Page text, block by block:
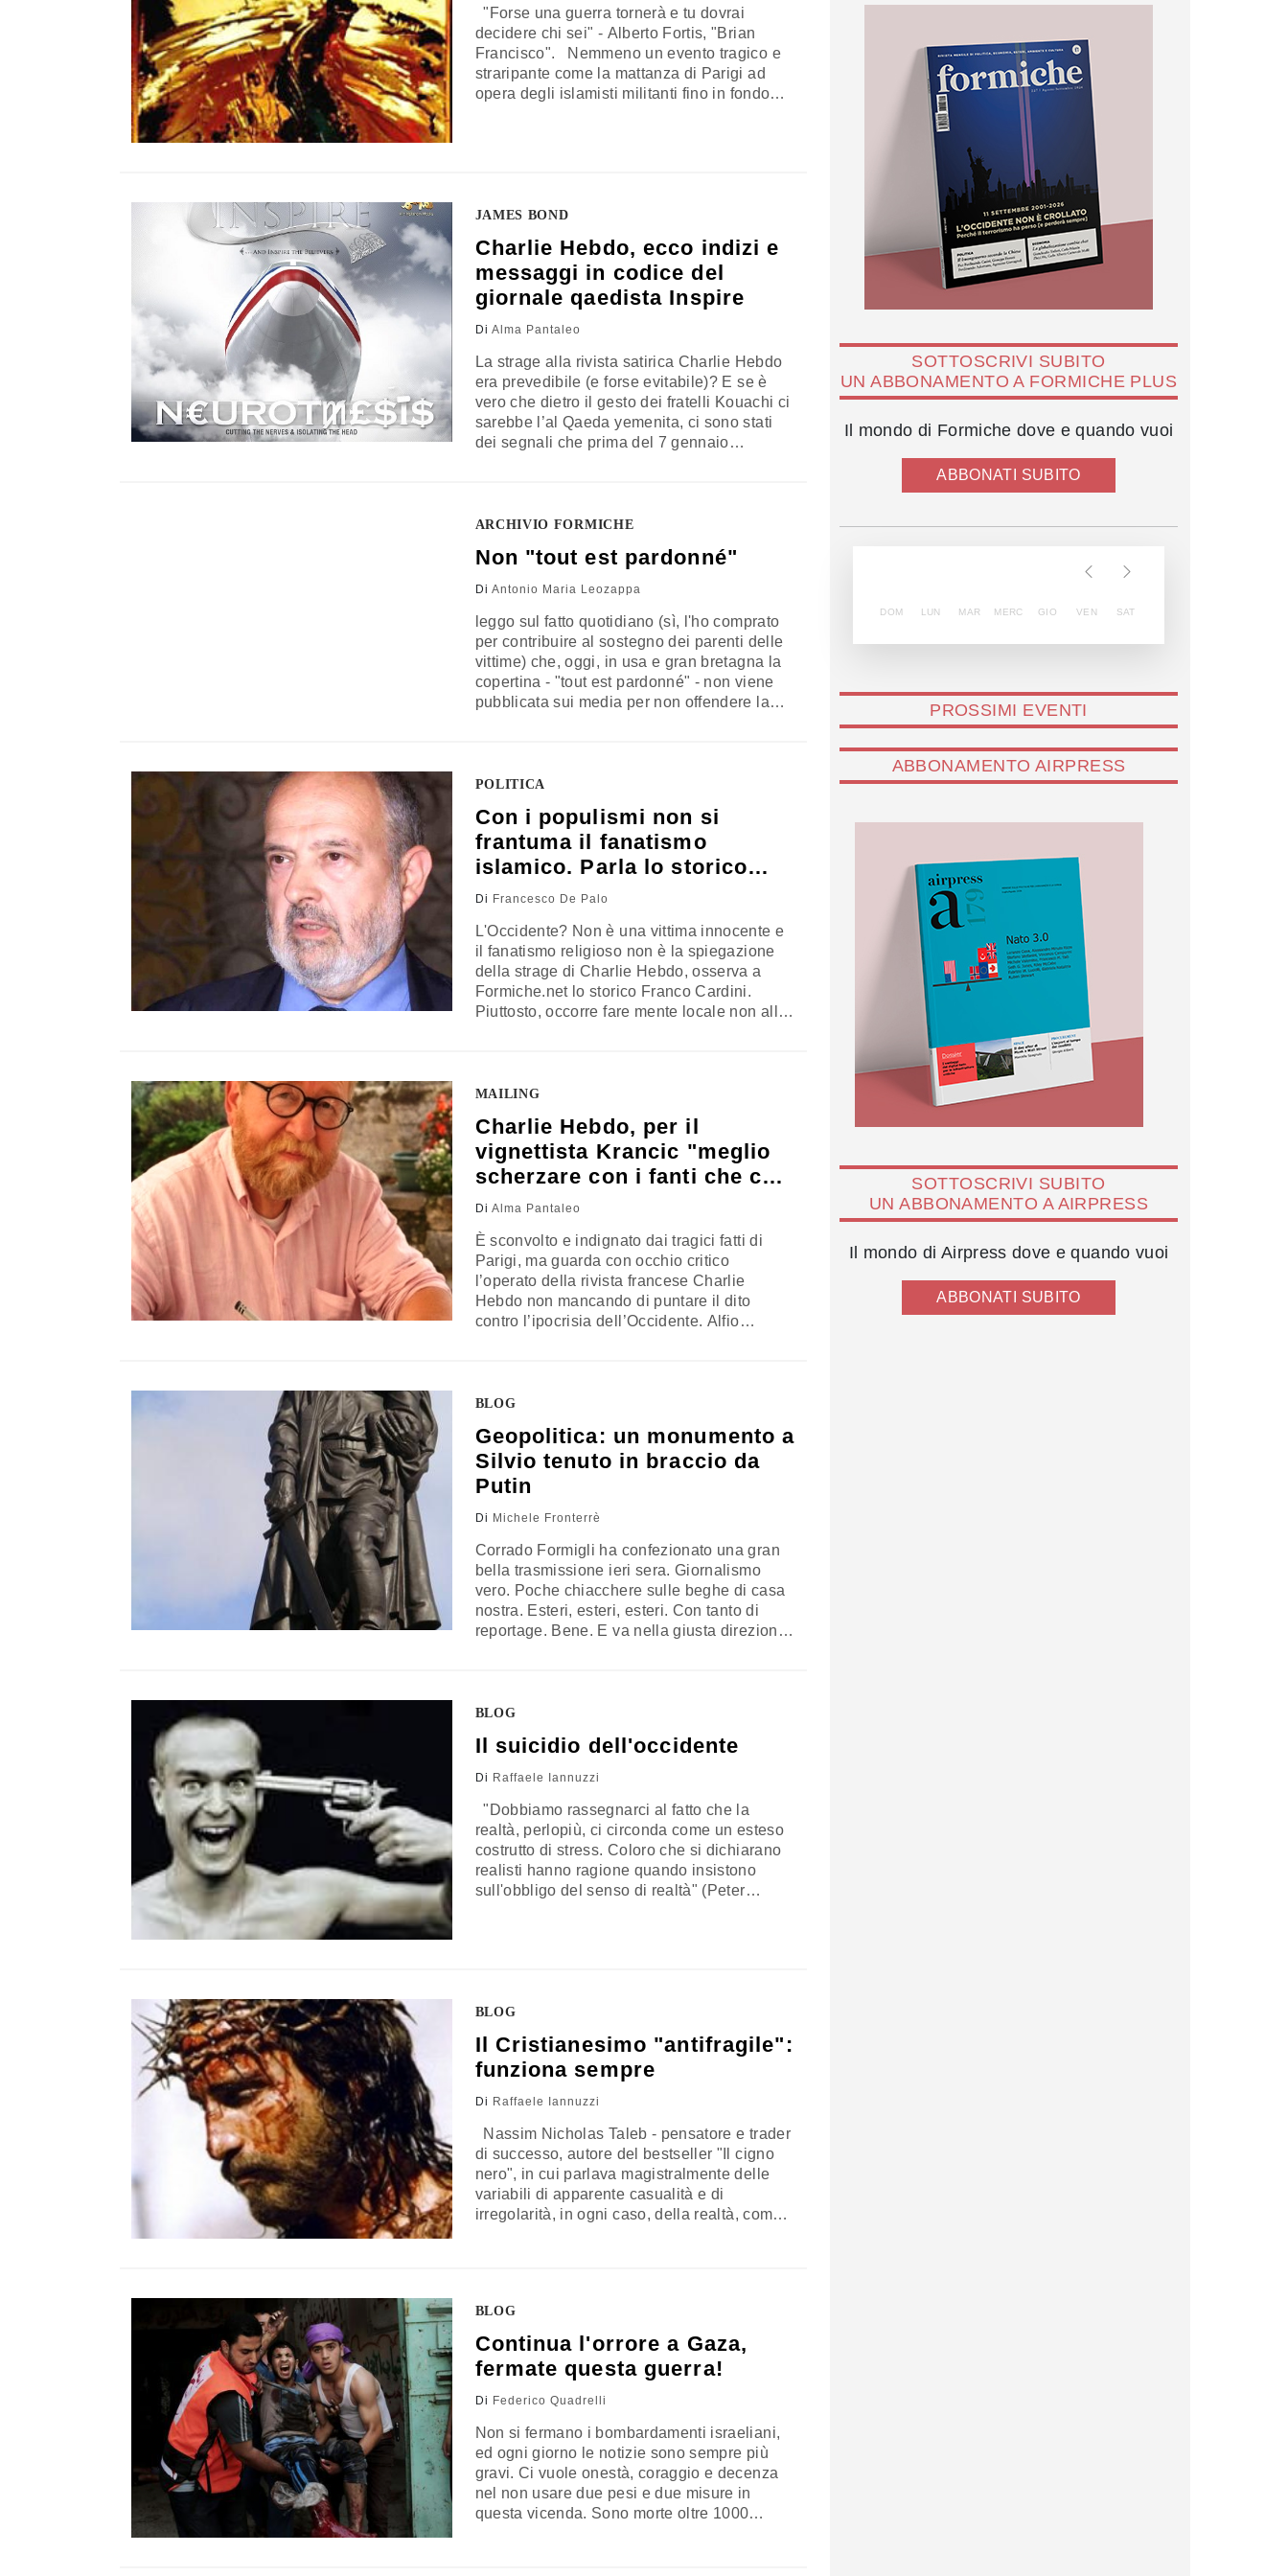
"Forse una guerra tornerà e tu dovrai
decidere chi sei" - Alberto Fortis, "Brian
Francisco". Nemmeno un evento tragico e
straripante come la mattanza di Parigi ad
opera degli islamisti militanti fino in fondo
JAMES BOND
Charlie Hebdo, ecco indizi e
messaggi in codice del
giornale qaedista Inspire
Di Alma Pantaleo
La strage alla rivista satirica Charlie Hebdo
era prevedibile (e forse evitabile)? E se è
vero che dietro il gesto dei fratelli Kouachi ci
sarebbe l’al Qaeda yemenita, ci sono stati
dei segnali che prima del 7 gennaio
magazine qaedista Inspire, gli interrogativi
ARCHIVIO FORMICHE
Non "tout est pardonné"
Di Antonio Maria Leozappa
leggo sul fatto quotidiano (sì, l'ho comprato
per contribuire al sostegno dei parenti delle
vittime) che, oggi, in usa e gran bretagna la
copertina - "tout est pardonné" - non viene
pubblicata sui media per non offendere la
rappresentazione di maometto).…
POLITICA
Con i populismi non si
frantuma il fanatismo
islamico. Parla lo storico
Cardini
Di Francesco De Palo
L'Occidente? Non è una vittima innocente e
il fanatismo religioso non è la spiegazione
della strage di Charlie Hebdo, osserva a
Formiche.net lo storico Franco Cardini.
Piuttosto, occorre fare mente locale non alle
depredato luoghi come la Nigeria, i più…
MAILING
Charlie Hebdo, per il
vignettista Krancic "meglio
scherzare con i fanti che con
i santi"
Di Alma Pantaleo
È sconvolto e indignato dai tragici fatti di
Parigi, ma guarda con occhio critico
l’operato della rivista francese Charlie
Hebdo non mancando di puntare il dito
contro l’ipocrisia dell’Occidente. Alfio
Il Secolo d’Italia e L’indipendente, commenta
BLOG
Geopolitica: un monumento a
Silvio tenuto in braccio da
Putin
Di Michele Fronterrè
Corrado Formigli ha confezionato una gran
bella trasmissione ieri sera. Giornalismo
vero. Poche chiacchere sulle beghe di casa
nostra. Esteri, esteri, esteri. Con tanto di
reportage. Bene. E va nella giusta direzione.
influenzati da ciò che accade fuori dal nostro
BLOG
Il suicidio dell'occidente
Di Raffaele Iannuzzi
"Dobbiamo rassegnarci al fatto che la
realtà, perlopiù, ci circonda come un esteso
costrutto di stress. Coloro che si dichiarano
realisti hanno ragione quando insistono
sull'obbligo del senso di realtà" (Peter
pensando…
BLOG
Il Cristianesimo "antifragile":
funziona sempre
Di Raffaele Iannuzzi
Nassim Nicholas Taleb - pensatore e trader
di successo, autore del bestseller "Il cigno
nero", in cui parlava magistralmente delle
variabili di apparente casualità e di
irregolarità, in ogni caso, della realtà, come
BLOG
Continua l'orrore a Gaza,
fermate questa guerra!
Di Federico Quadrelli
Non si fermano i bombardamenti israeliani,
ed ogni giorno le notizie sono sempre più
gravi. Ci vuole onestà, coraggio e decenza
nel non usare due pesi e due misure in
questa vicenda. Sono morte oltre 1000
SOTTOSCRIVI SUBITO
UN ABBONAMENTO A FORMICHE PLUS
Il mondo di Formiche dove e quando vuoi
ABBONATI SUBITO
DOM LUN MAR MERC GIO VEN SAT
PROSSIMI EVENTI
ABBONAMENTO AIRPRESS
SOTTOSCRIVI SUBITO
UN ABBONAMENTO A AIRPRESS
Il mondo di Airpress dove e quando vuoi
ABBONATI SUBITO